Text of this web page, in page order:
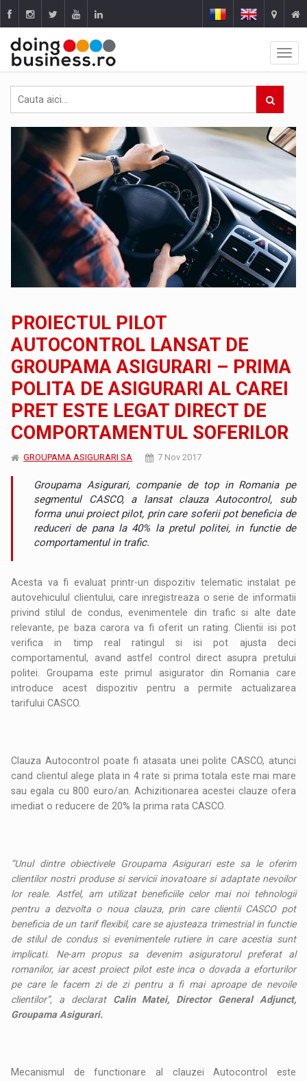
PROIECTUL PILOT
AUTOCONTROL LANSAT DE
GROUPAMA ASIGURARI – PRIMA
POLITA DE ASIGURARI AL CAREI
PRET ESTE LEGAT DIRECT DE
COMPORTAMENTUL SOFERILOR
GROUPAMA ASIGURARI SA 7 Nov 2017
Groupama Asigurari, companie de top in Romania pe
segmentul CASCO, a lansat clauza Autocontrol, sub
forma unui proiect pilot, prin care soferii pot beneficia de
reduceri de pana la 40% la pretul politei, in functie de
comportamentul in trafic.
Acesta va fi evaluat printr-un dispozitiv telematic instalat pe
autovehiculul clientului, care inregistreaza o serie de informatii
privind stilul de condus, evenimentele din trafic si alte date
relevante, pe baza carora va fi oferit un rating. Clientii isi pot
verifica in timp real ratingul si isi pot ajusta deci
comportamentul, avand astfel control direct asupra pretului
politei. Groupama este primul asigurator din Romania care
introduce acest dispozitiv pentru a permite actualizarea
tarifului CASCO.
Clauza Autocontrol poate fi atasata unei polite CASCO, atunci
cand clientul alege plata in 4 rate si prima totala este mai mare
sau egala cu 800 euro/an. Achizitionarea acestei clauze ofera
imediat o reducere de 20% la prima rata CASCO.
“Unul dintre obiectivele Groupama Asigurari este sa le oferim
clientilor nostri produse si servicii inovatoare si adaptate nevoilor
lor reale. Astfel, am utilizat beneficiile celor mai noi tehnologii
pentru a dezvolta o noua clauza, prin care clientii CASCO pot
beneficia de un tarif flexibil, care se ajusteaza trimestrial in functie
de stilul de condus si evenimentele rutiere in care acestia sunt
implicati. Ne-am propus sa devenim asiguratorul preferat al
romanilor, iar acest proiect pilot este inca o dovada a eforturilor
pe care le facem zi de zi pentru a fi mai aproape de nevoile
clientilor”, a declarat Calin Matei, Director General Adjunct,
Groupama Asigurari.
Mecanismul de functionare al clauzei Autocontrol este